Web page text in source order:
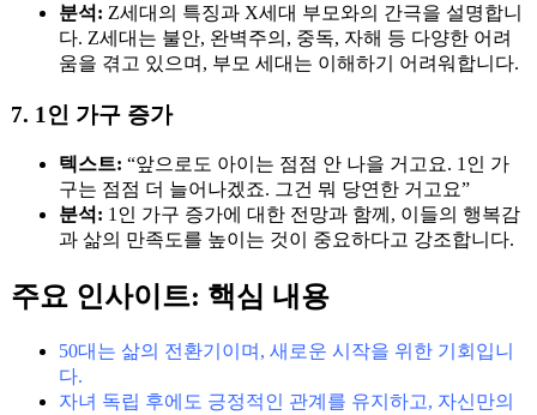
분석: Z세대의 특징과 X세대 부모와의 간극을 설명합니
다. Z세대는 불안, 완벽주의, 중독, 자해 등 다양한 어려
움을 겪고 있으며, 부모 세대는 이해하기 어려워합니다.
7. 1인 가구 증가
텍스트: “앞으로도 아이는 점점 안 나을 거고요. 1인 가
구는 점점 더 늘어나겠죠. 그건 뭐 당연한 거고요”
분석: 1인 가구 증가에 대한 전망과 함께, 이들의 행복감
과 삶의 만족도를 높이는 것이 중요하다고 강조합니다.
주요 인사이트: 핵심 내용
50대는 삶의 전환기이며, 새로운 시작을 위한 기회입니
다.
자녀 독립 후에도 긍정적인 관계를 유지하고, 자신만의